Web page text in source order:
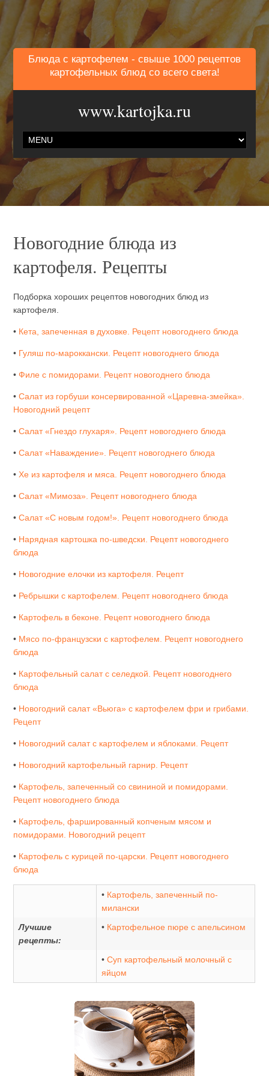
Блюда с картофелем - свыше 1000 рецептов
картофельных блюд со всего света!
www.kartojka.ru
Новогодние блюда из
картофеля. Рецепты
Подборка хороших рецептов новогодних блюд из
картофеля.
• Кета, запеченная в духовке. Рецепт новогоднего блюда
• Гуляш по-мароккански. Рецепт новогоднего блюда
•Филе с помидорами. Рецепт новогоднего блюда
•Салат из горбуши консервированной «Царевна-змейка».
Новогодний рецепт
•Салат «Гнездо глухаря». Рецепт новогоднего блюда
•Салат «Наваждение». Рецепт новогоднего блюда
•Хе из картофеля и мяса. Рецепт новогоднего блюда
•Салат «Мимоза». Рецепт новогоднего блюда
•Салат «С новым годом!». Рецепт новогоднего блюда
• Нарядная картошка по-шведски. Рецепт новогоднего
блюда
• Новогодние елочки из картофеля. Рецепт
• Ребрышки с картофелем. Рецепт новогоднего блюда
• Картофель в беконе. Рецепт новогоднего блюда
• Мясо по-французски с картофелем. Рецепт новогоднего
блюда
• Картофельный салат с селедкой. Рецепт новогоднего
блюда
• Новогодний салат «Вьюга» с картофелем фри и грибами.
Рецепт
• Новогодний салат с картофелем и яблоками. Рецепт
• Новогодний картофельный гарнир. Рецепт
• Картофель, запеченный со свининой и помидорами.
Рецепт новогоднего блюда
• Картофель, фаршированный копченым мясом и
помидорами. Новогодний рецепт
• Картофель с курицей по-царски. Рецепт новогоднего
блюда
• Картофель, запеченный по-
милански
Лучшие
рецепты:
• Картофельное пюре с апельсином
•Суп картофельный молочный с
яйцом